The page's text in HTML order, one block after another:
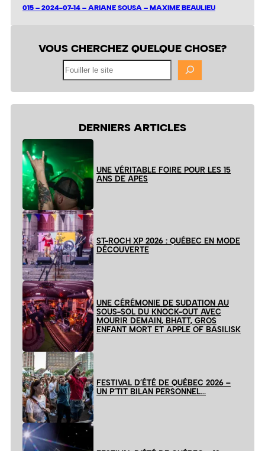
015 – 2024-07-14 – ARIANE SOUSA – MAXIME BEAULIEU
VOUS CHERCHEZ QUELQUE CHOSE?
DERNIERS ARTICLES
UNE VÉRITABLE FOIRE POUR LES 15
ANS DE APES
ST-ROCH XP 2026 : QUÉBEC EN MODE
DÉCOUVERTE
UNE CÉRÉMONIE DE SUDATION AU
SOUS-SOL DU KNOCK-OUT AVEC
MOURIR DEMAIN, BHATT, GROS
ENFANT MORT ET APPLE OF BASILISK
FESTIVAL D’ÉTÉ DE QUÉBEC 2026 –
UN P’TIT BILAN PERSONNEL…